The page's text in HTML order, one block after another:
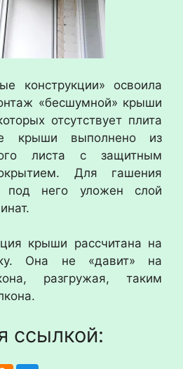
конструкции» освоила
«бесшумной» крыши
отсутствует плита
крыши выполнено из
листа с защитным
Для гашения
него уложен слой
крыши рассчитана на
Она не «давит» на
разгружая, таким
ссылкой: